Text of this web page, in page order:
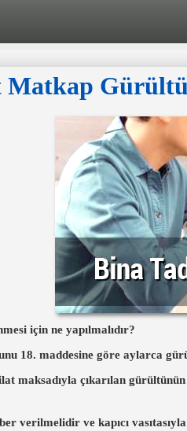
için ne yapılmalıdır?
18. maddesine göre aylarca
çıkarılan
verilmelidir ve kapıcı